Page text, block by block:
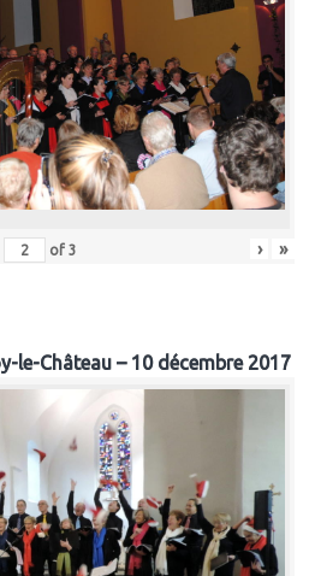
of 3 › »
le-Château – 10 décembre 2017